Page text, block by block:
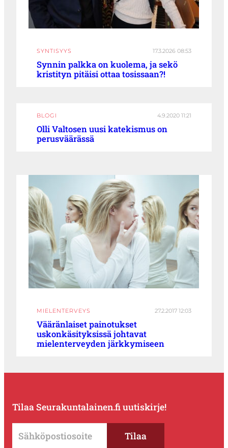
SYNTISYYS 17.3.2026 08:53
Synnin palkka on kuolema, ja sekö
kristityn pitäisi ottaa tosissaan?!
BLOGI 4.9.2020 11:21
Olli Valtosen uusi katekismus on
perusväärässä
MIELENTERVEYS 27.2.2017 12:03
Vääränlaiset painotukset
uskonkäsityksissä johtavat
mielenterveyden järkkymiseen
Tilaa Seurakuntalainen.fi uutiskirje!